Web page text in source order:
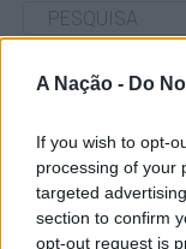
A Nação - Do
If you wish to opt-
processing of your
targeted
section to confirm
opt-out request is
Cultura digital
de “provocar”
“Millennium
com vitória do